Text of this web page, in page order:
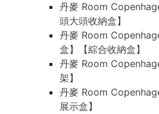
丹麥 Room
頭大頭收納盒】
丹麥 Room
盒】【綜合收納盒】
丹麥 Room
架】
丹麥 Room
展示盒】